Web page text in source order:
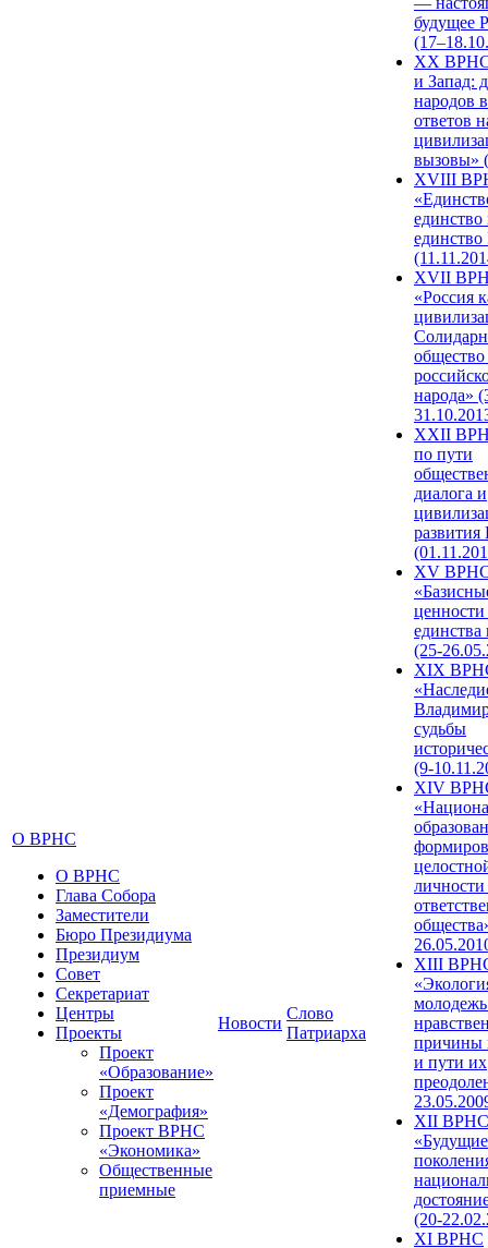
О ВРНС
О ВРНС
Глава Собора
Заместители
Бюро Президиума
Президиум
Совет
Секретариат
Центры
Проекты
Проект
«Образование»
Проект
«Демография»
Проект ВРНС
«Экономика»
Общественные
приемные
Новости
Слово
Патриарха
будущее
XX ВРНС
и Запад:
народов
ответов
вызовы»
XVIII
единство
единство
XVII
«Россия
народа»
XXII
по пути
диалога и
развития
XV
единства
(25-
XIX
судьбы
(9-
XIV
XIII
причины
и пути их
XII ВРНС
«Будущие
(20-
XI ВРНС